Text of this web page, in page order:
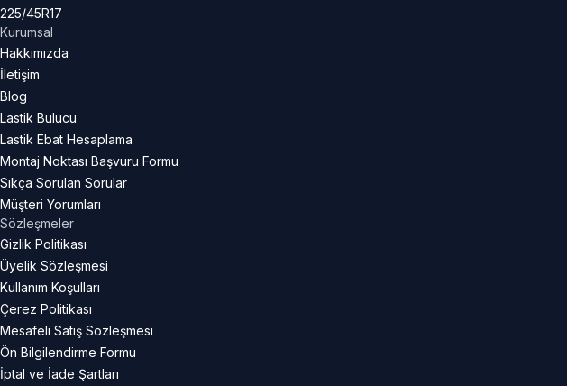
225/45R17
Kurumsal
Hakkımızda
İletişim
Blog
Lastik Bulucu
Lastik Ebat Hesaplama
Montaj Noktası Başvuru Formu
Sıkça Sorulan Sorular
Müşteri Yorumları
Sözleşmeler
Gizlik Politikası
Üyelik Sözleşmesi
Kullanım Koşulları
Çerez Politikası
Mesafeli Satış Sözleşmesi
Ön Bilgilendirme Formu
İptal ve İade Şartları